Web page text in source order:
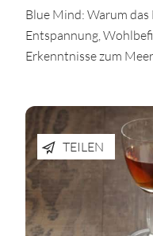
Blue Mind: Warum
Entspannung,
Erkenntnisse zum
TEILEN